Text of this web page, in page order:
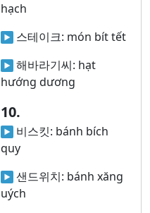
hạch
스테이크: món bít tết
해바라기씨: hạt
hướng dương
10.
비스킷: bánh bích
quy
샌드위치: bánh xăng
uých